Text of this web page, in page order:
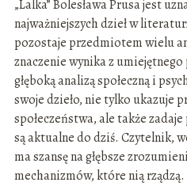
„Lalka” Bolesława Prusa jest
najważniejszych dzieł w
pozostaje przedmiotem wielu
znaczenie wynika z umiejętnego
głęboką analizą społeczną i
swoje dzieło, nie tylko ukazuje
społeczeństwa, ale także
są aktualne do dziś. Czytelnik,
ma szansę na głębsze
mechanizmów, które nią rządzą.